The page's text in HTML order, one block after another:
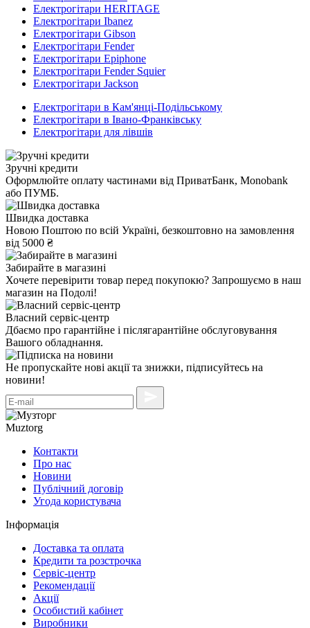
Електрогітари HERITAGE
Електрогітари Ibanez
Електрогітари Gibson
Електрогітари Fender
Електрогітари Epiphone
Електрогітари Fender Squier
Електрогітари Jackson
Електрогітари в Кам'янці-Подільському
Електрогітари в Івано-Франківську
Електрогітари для лівшів
Зручні кредити
Оформлюйте оплату частинами від ПриватБанк, Monobank
або ПУМБ.
Швидка доставка
Новою Поштою по всій Україні, безкоштовно на замовлення
від 5000 ₴
Забирайте в магазині
Хочете перевірити товар перед покупокю? Запрошуємо в наш
магазин на Подолі!
Власний сервіс-центр
Дбаємо про гарантійне і післягарантійне обслуговування
Вашого обладнання.
Не пропускайте нові акції та знижки, підписуйтесь на
новини!
Muztorg
Контакти
Про нас
Новини
Публічний договір
Угода користувача
Інформація
Доставка та оплата
Кредити та розстрочка
Сервіc-центр
Рекомендації
Акції
Особистий кабінет
Виробники